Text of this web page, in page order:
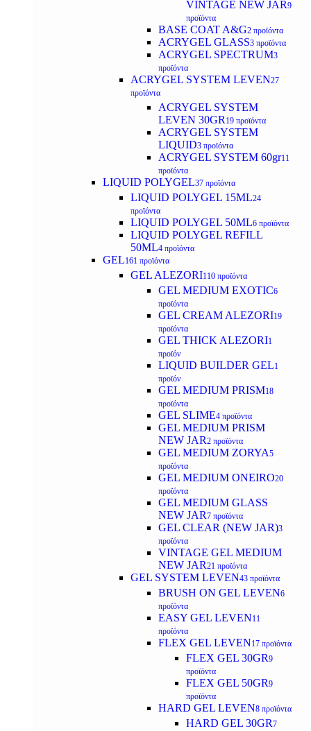
VINTAGE NEW JAR9
προϊόντα
BASE COAT A&G2 προϊόντα
ACRYGEL GLASS3 προϊόντα
ACRYGEL SPECTRUM3
προϊόντα
ACRYGEL SYSTEM LEVEN27
προϊόντα
ACRYGEL SYSTEM
LEVEN 30GR 19 προϊόντα
ACRYGEL SYSTEM
LIQUID3 προϊόντα
ACRYGEL SYSTEM 60gr11
προϊόντα
LIQUID POLYGEL37 προϊόντα
LIQUID POLYGEL 15ML24
προϊόντα
LIQUID POLYGEL 50ML6 προϊόντα
LIQUID POLYGEL REFILL
50ML4 προϊόντα
GEL161 προϊόντα
GEL ALEZORI110 προϊόντα
GEL MEDIUM EXOTIC6
προϊόντα
GEL CREAM ALEZORI19
προϊόντα
GEL THICK ALEZORI1
προϊόν
LIQUID BUILDER GEL1
προϊόν
GEL MEDIUM PRISM18
προϊόντα
GEL SLIME4 προϊόντα
GEL MEDIUM PRISM
NEW JAR2 προϊόντα
GEL MEDIUM ZORYA5
προϊόντα
GEL MEDIUM ONEIRO20
προϊόντα
GEL MEDIUM GLASS
NEW JAR7 προϊόντα
GEL CLEAR (NEW JAR)3
προϊόντα
VINTAGE GEL MEDIUM
NEW JAR21 προϊόντα
GEL SYSTEM LEVEN43 προϊόντα
BRUSH ON GEL LEVEN6
προϊόντα
EASY GEL LEVEN11
προϊόντα
FLEX GEL LEVEN17 προϊόντα
FLEX GEL 30GR9
προϊόντα
FLEX GEL 50GR9
προϊόντα
HARD GEL LEVEN8 προϊόντα
HARD GEL 30GR7